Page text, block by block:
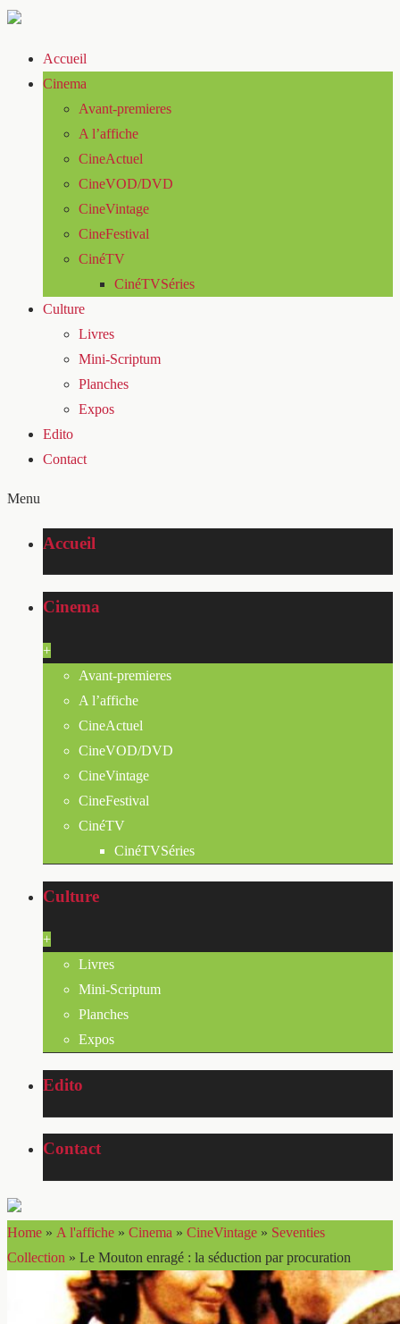
Accueil
Cinema
Avant-premieres
A l’affiche
CineActuel
CineVOD/DVD
CineVintage
CineFestival
CinéTV
CinéTVSéries
Culture
Livres
Mini-Scriptum
Planches
Expos
Edito
Contact
Menu
Accueil
Cinema
+
Avant-premieres
A l’affiche
CineActuel
CineVOD/DVD
CineVintage
CineFestival
CinéTV
CinéTVSéries
Culture
+
Livres
Mini-Scriptum
Planches
Expos
Edito
Contact
Home » A l'affiche » Cinema » CineVintage » Seventies
Collection » Le Mouton enragé : la séduction par procuration